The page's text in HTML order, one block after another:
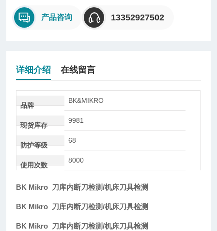
产品咨询 13352927502
详细介绍 在线留言
品牌
BK&MIKRO
现货库存
9981
防护等级
68
使用次数
8000
BK Mikro 刀库内断刀检测/机床刀具检测
BK Mikro 刀库内断刀检测/机床刀具检测
BK Mikro 刀库内断刀检测/机床刀具检测